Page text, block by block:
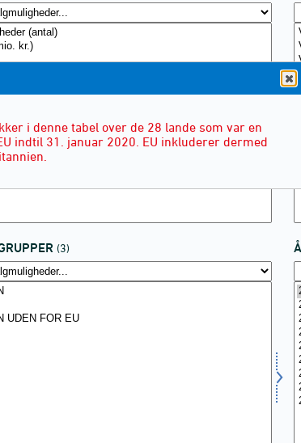
(3)
i denne tabel over de 28 lande som var en
indtil 31. januar 2020. EU inkluderer dermed